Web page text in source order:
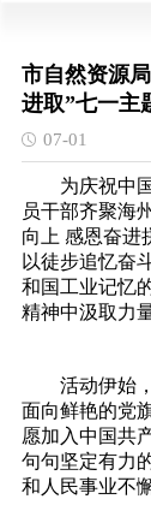
市自然资源
进取”七一主
07-01
为庆祝中国
员干部齐聚海
向上 感恩奋进
以徒步追忆奋
和国工业记忆
精神中汲取力
活动伊始，
面向鲜艳的党
愿加入中国共
句句坚定有力
和人民事业不